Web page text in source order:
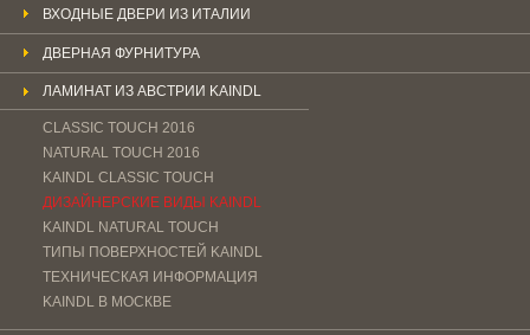
ВХОДНЫЕ ДВЕРИ ИЗ ИТАЛИИ
ДВЕРНАЯ ФУРНИТУРА
ЛАМИНАТ ИЗ АВСТРИИ KAINDL
CLASSIC TOUCH 2016
NATURAL TOUCH 2016
KAINDL CLASSIС TOUCH
ДИЗАЙНЕРСКИЕ ВИДЫ KAINDL
KAINDL NATURAL TOUCH
ТИПЫ ПОВЕРХНОСТЕЙ KAINDL
ТЕХНИЧЕСКАЯ ИНФОРМАЦИЯ
KAINDL В МОСКВЕ